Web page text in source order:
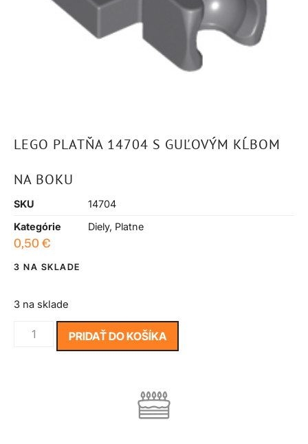
LEGO PLATŇA 14704 S GUĽOVÝM KĹBOM
NA BOKU
SKU
14704
Kategórie
Diely, Platne
0,50 €
3 NA SKLADE
3 na sklade
PRIDAŤ DO KOŠÍKA